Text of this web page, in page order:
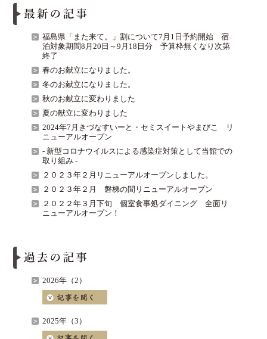
福島県「また来て。」割について7月1日予約開始 宿
泊対象期間8月20日～9月18日分 予算枠無くなり次第
終了
春のお献立になりました。
冬のお献立になりました。
秋のお献立に変わりました
夏の献立に変わりました
2024年7月きづなすいーと・セミスイートやまびこ リ
ニューアルオープン
- 新型コロナウイルスによる感染症対策として当館での
取り組み -
２０２３年２月リニューアルオープンしました。
２０２３年２月 磐梯の間リニューアルオープン
２０２２年３月下旬 個室食事処ダイニング 全面リ
ニューアルオープン！
2026年（2）
2025年（3）